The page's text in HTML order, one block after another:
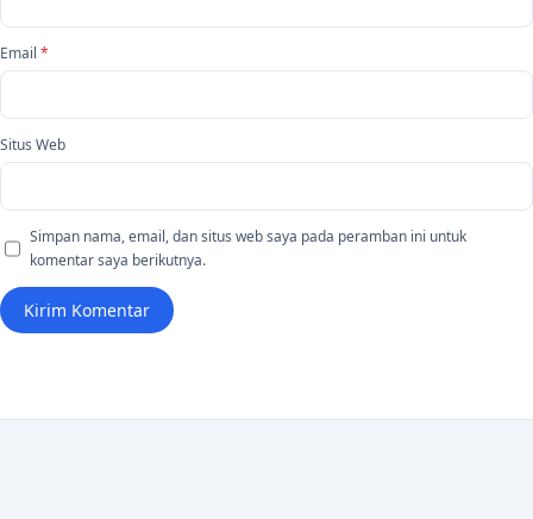
Email *
Situs Web
Simpan nama, email, dan situs web saya pada peramban ini untuk
komentar saya berikutnya.